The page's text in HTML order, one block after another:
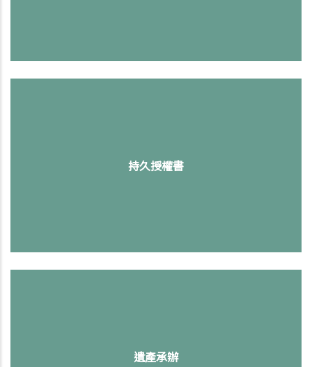
持久授權書
遺產承辦